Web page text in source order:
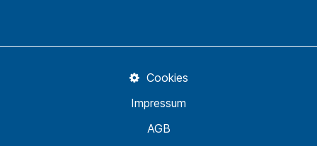
AGB
Impressum
Cookies